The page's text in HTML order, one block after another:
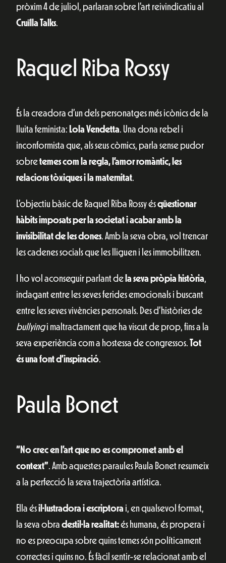
pròxim 4 de juliol, parlaran sobre l’art reivindicatiu al
Cruïlla Talks.
Raquel Riba Rossy
És la creadora d’un dels personatges més icònics de la
lluita feminista: Lola Vendetta. Una dona rebel i
inconformista que, als seus còmics, parla sense pudor
sobretemes com la regla, l’amor romàntic, les
relacions tòxiques i la maternitat.
L’objectiu bàsic de Raquel Riba Rossy ésqüestionar
hàbits imposats per la societatiacabar amb la
invisibilitat de les dones. Amb la seva obra, vol trencar
les cadenes socials que les lliguen i les immobilitzen.
I ho vol aconseguir parlant de la seva pròpia història,
indagant entre les seves ferides emocionals i buscant
entre les seves vivències personals. Des d’històries de
bullyingi maltractament que ha viscut de prop, fins a la
seva experiència com a hostessa de congressos. Tot
és una font d’inspiració.
Paula Bonet
“No crec en l’art que no es compromet amb el
context”. Amb aquestes paraules Paula Bonet resumeix
a la perfecció la seva trajectòria artística.
Ella ésil·lustradora i escriptora i, en qualsevol format,
la seva obra destil·la realitat:és humana, és propera i
no es preocupa sobre quins temes són políticament
correctes i quins no. És fàcil sentir-se relacionat amb el